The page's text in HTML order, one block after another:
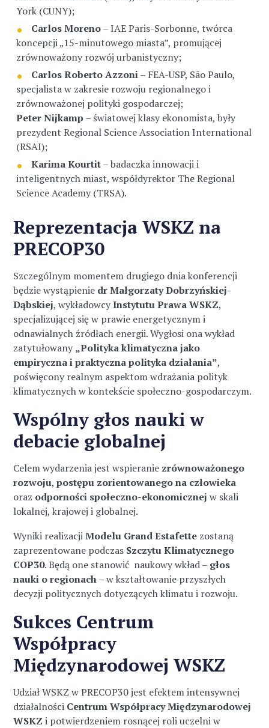
York (CUNY);
Carlos Moreno– IAE Paris-Sorbonne, twórca
koncepcji „15-minutowego miasta”, promującej
zrównoważony rozwój urbanistyczny;
Carlos Roberto Azzoni– FEA-USP, São Paulo,
specjalista w zakresie rozwoju regionalnego i
zrównoważonej polityki gospodarczej;
Peter Nijkamp – światowej klasy ekonomista, były
prezydent Regional Science Association International
(RSAI);
Karima Kourtit– badaczka innowacji i
inteligentnych miast, współdyrektor The Regional
Science Academy (TRSA).
Reprezentacja WSKZ na
PRECOP30
Szczególnym momentem drugiego dnia konferencji
będzie wystąpienie dr Małgorzaty Dobrzyńskiej-
Dąbskiej, wykładowcyInstytutu Prawa WSKZ,
specjalizującej się w prawie energetycznym i
odnawialnych źródłach energii. Wygłosi ona wykład
zatytułowany „Polityka klimatyczna jako
empiryczna i praktyczna polityka działania”,
poświęcony realnym aspektom wdrażania polityk
klimatycznych w kontekście społeczno-gospodarczym.
Wspólny głos nauki w
debacie globalnej
Celem wydarzenia jest wspieranie zrównoważonego
rozwoju,postępu zorientowanego na człowieka
oraz odporności społeczno-ekonomicznej w skali
lokalnej, krajowej i globalnej.
Wyniki realizacjiModelu Grand Estafette zostaną
zaprezentowane podczas Szczytu Klimatycznego
COP30. Będą one stanowić naukowy wkład – głos
nauki o regionach– w kształtowanie przyszłych
decyzji politycznych dotyczących klimatu i rozwoju.
Sukces Centrum
Współpracy
Międzynarodowej WSKZ
Udział WSKZ w PRECOP30 jest efektem intensywnej
działalności Centrum Współpracy Międzynarodowej
WSKZ i potwierdzeniem rosnącej roli uczelni w